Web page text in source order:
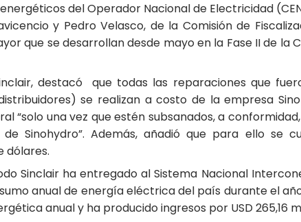
del Operador Nacional de Electricidad
y Pedro Velasco, de la Comisión de
que se desarrollan desde mayo en la Fase II de la
destacó que todas las reparaciones que
se realizan a costo de la empresa
“solo una vez que estén subsanados, a
Sinohydro”. Además, añadió que para ello se
dólares.
Sinclair ha entregado al Sistema Nacional
anual de energía eléctrica del país durante el
anual y ha producido ingresos por USD 265,16